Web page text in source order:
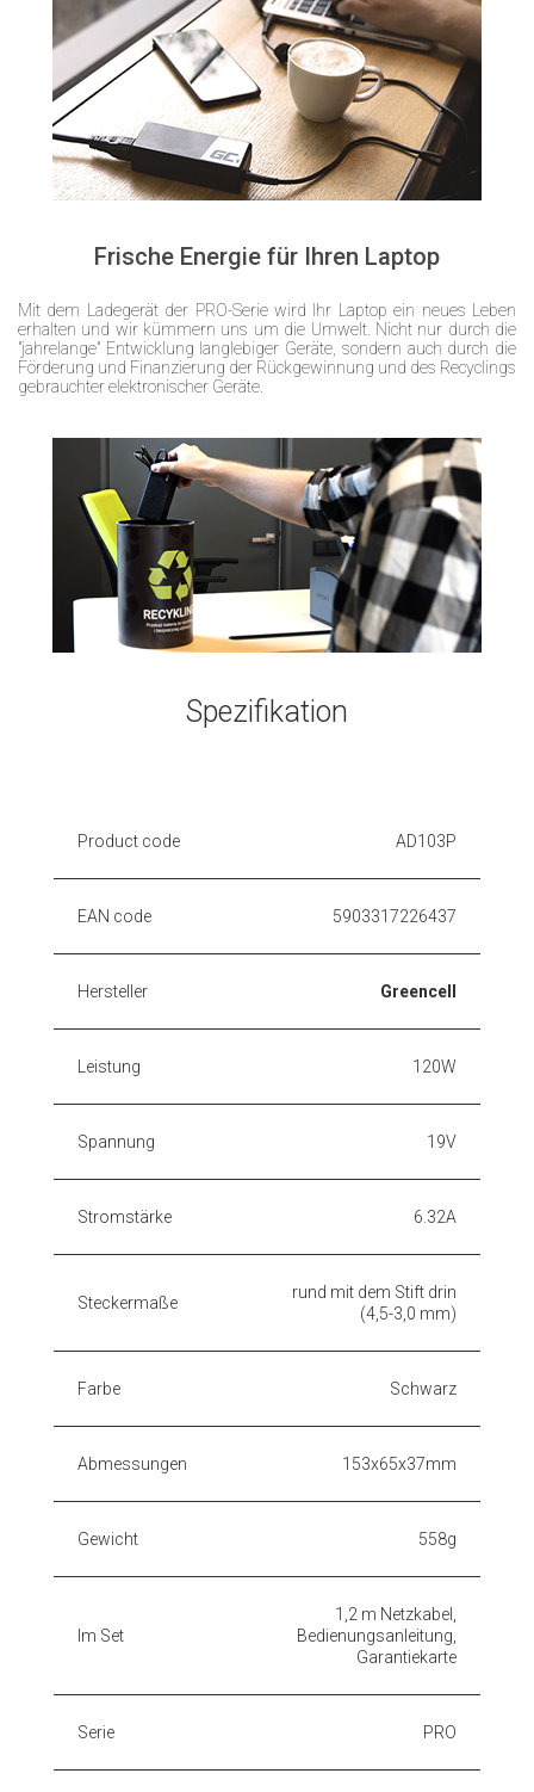
Frische Energie für Ihren Laptop
Mit dem Ladegerät der PRO-Serie wird Ihr Laptop ein neues Leben
erhalten und wir kümmern uns um die Umwelt. Nicht nur durch die
"jahrelange" Entwicklung langlebiger Geräte, sondern auch durch die
Förderung und Finanzierung der Rückgewinnung und des Recyclings
gebrauchter elektronischer Geräte.
Spezifikation
Product code AD103P
EAN code 5903317226437
Hersteller Greencell
Leistung 120W
Spannung 19V
Stromstärke 6.32A
Steckermaße
rund mit dem Stift drin
(4,5-3,0 mm)
Farbe Schwarz
Abmessungen 153x65x37mm
Gewicht 558g
Im Set
1,2 m Netzkabel,
Bedienungsanleitung,
Garantiekarte
Serie PRO